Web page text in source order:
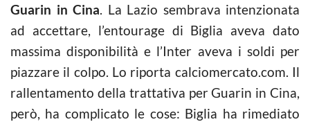
Guarin in Cina. La Lazio sembrava intenzionata
ad accettare, l’entourage di Biglia aveva dato
massima disponibilità e l’Inter aveva i soldi per
piazzare il colpo. Lo riporta calciomercato.com. Il
rallentamento della trattativa per Guarin in Cina,
però, ha complicato le cose: Biglia ha rimediato